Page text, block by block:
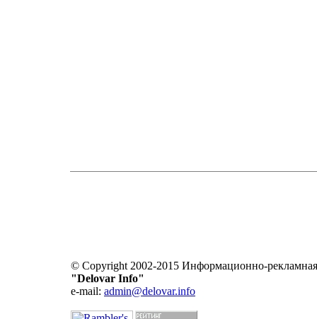
© Copyright 2002-2015 Информационно-
"Delovar Info"
e-mail: admin@delovar.info